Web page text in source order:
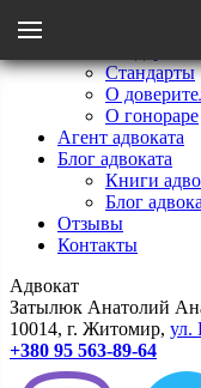
Стандарты
О
О гонораре
Агент адвоката
Блог адвоката
Книги
Блог
Отзывы
Контакты
Адвокат
Затылюк Анатолий
10014, г. Житомир, ул.
+380 95 563-89-64
Назад
Стандарты
О гонораре
О доверителях